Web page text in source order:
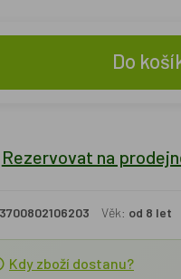
Do
Rezervovat na
Věk: od 8 let
Kdy zboží dostanu?